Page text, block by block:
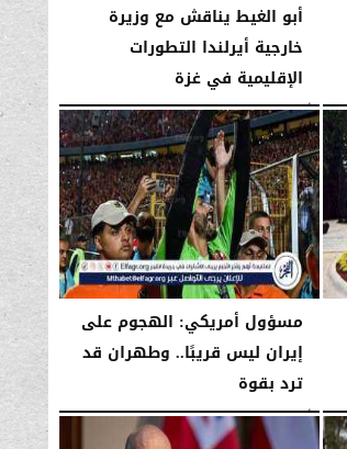
أبو الغيط يناقش مع وزيرة
خارجية أيرلندا التطورات
الإقليمية في غزة
الأربعاء، 14 يناير 2026 03:51 صـ
مسؤول أمريكي: الهجوم على
إيران ليس قريبًا.. وطهران قد
ترد بقوة
الأربعاء، 14 يناير 2026 03:39 صـ